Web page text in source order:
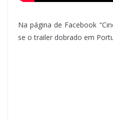
Na página de Facebook
se o trailer dobrado em